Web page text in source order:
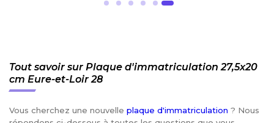
Tout savoir sur Plaque d'immatriculation 27,5x20
cm Eure-et-Loir 28
Vous cherchez une nouvelle plaque d'immatriculation ? Nous